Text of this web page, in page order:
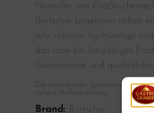
Hersteller von
Bartscher begeistern neben
sehr robuste, hochwertige
das man ein langlebiges
Gastronomie und
Die stapelbaren
sichere Aufbewahrung.
Brand: Bartscher